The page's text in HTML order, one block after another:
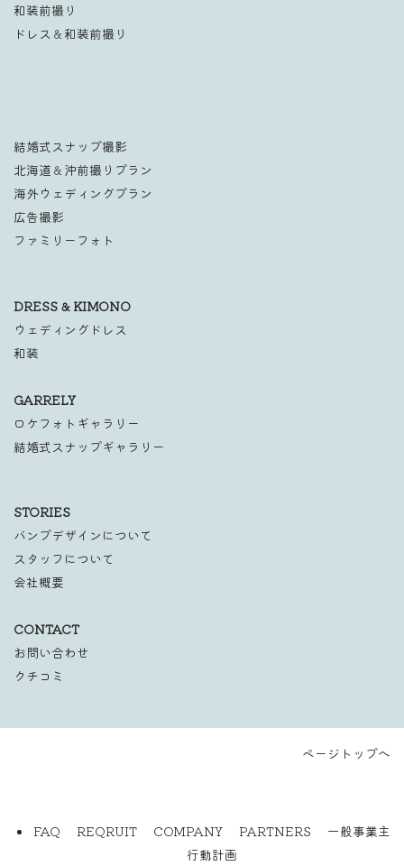
和装前撮り
ドレス＆和装前撮り
結婚式スナップ撮影
北海道＆沖前撮りプラン
海外ウェディングプラン
広告撮影
ファミリーフォト
DRESS & KIMONO
ウェディングドレス
和装
GARRELY
ロケフォトギャラリー
結婚式スナップギャラリー
STORIES
バンプデザインについて
スタッフについて
会社概要
CONTACT
お問い合わせ
クチコミ
ページトップへ
FAQ REQRUIT COMPANY PARTNERS
一般事業主
行動計画